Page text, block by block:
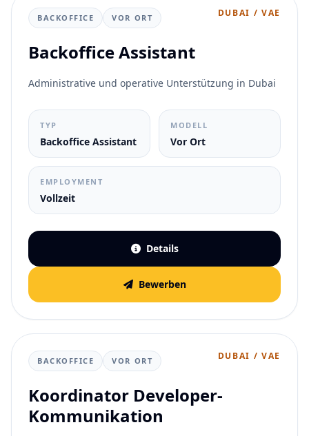
BACKOFFICE VOR ORT DUBAI / VAE
Backoffice Assistant
Administrative und operative Unterstützung in Dubai
TYP
Backoffice Assistant
MODELL
Vor Ort
EMPLOYMENT
Vollzeit
Details
Bewerben
BACKOFFICE VOR ORT DUBAI / VAE
Koordinator Developer-
Kommunikation